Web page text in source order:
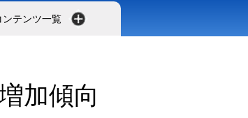
テンツ一覧
加傾向